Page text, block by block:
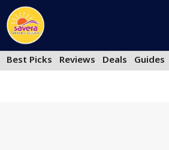
Skip
to
content
Best Picks
Reviews Deals Guides